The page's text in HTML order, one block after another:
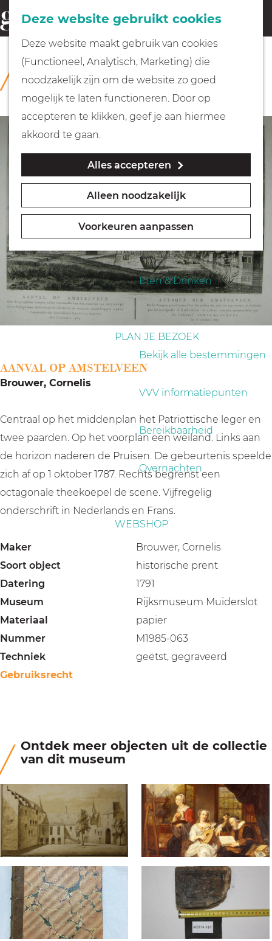
Deze website gebruikt cookies
Deze website maakt gebruik van cookies
(Functioneel, Analytisch, Marketing) die
noodzakelijk zijn om de website zo goed
mogelijk te laten functioneren. Door op
accepteren te klikken, geef je aan hiermee
akkoord te gaan.
Alles accepteren
Alleen noodzakelijk
Voorkeuren aanpassen
G
a
Fietsen
Wandelen
Geocachen
Naar het museum
Eten & Drinken
PLAN JE BEZOEK
Bekijk alle bestemmingen
VVV informatiepunten
Bereikbaarheid
Overnachten
WEBSHOP
o
e
k
e
n
COLLECTIE
Rijksmuseum Muiderslot
AANVAL OP AMSTELVEEN
Brouwer, Cornelis
Centraal op het middenplan het Patriottische leger en
twee paarden. Op het voorplan een weiland. Links aan
de horizon naderen de Pruisen. De gebeurtenis speelde
zich af op 1 oktober 1787. Rechts begrenst een
octagonale theekoepel de scene. Vijfregelig
onderschrift in Nederlands en Frans.
Maker
Brouwer, Cornelis
Soort object
historische prent
Datering
1791
Museum
Rijksmuseum Muiderslot
Materiaal
papier
Nummer
M1985-063
Techniek
geëtst, gegraveerd
Gebruiksrecht
Ontdek meer objecten uit de collectie
van dit museum